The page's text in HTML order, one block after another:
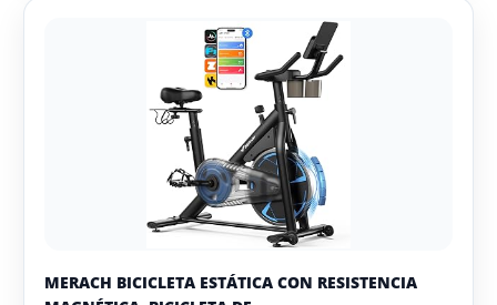
MERACH BICICLETA ESTÁTICA CON RESISTENCIA